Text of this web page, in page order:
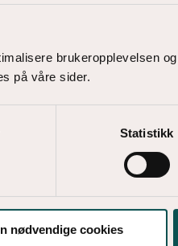
brukeropplevelsen
på våre sider.
Statistikk
nødvendige cookies
farger,